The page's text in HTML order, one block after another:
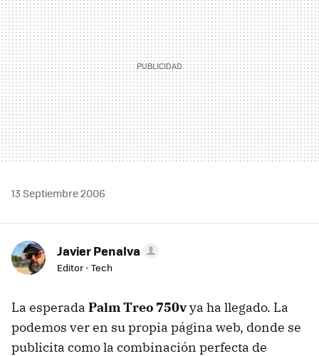
13 Septiembre 2006
Javier Penalva
Editor - Tech
La esperada Palm Treo 750vya ha llegado. La
podemos ver en su propia página web, donde se
publicita como la combinación perfecta de